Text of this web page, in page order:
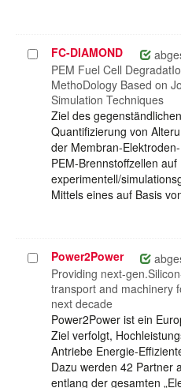
Projekt
auswählen
FC-DIAMOND
PEM Fuel Cell
MethoDology Based on
Simulation Techniques
Ziel des
Quantifizierung von
der Membran-
PEM-Brennstoffzellen
experimentell/
Mittels eines auf Basis
Projekt
auswählen
Power2Power
Providing next-
transport and machinery
next decade
Power2Power ist ein
Ziel verfolgt,
Antriebe Energie-
Dazu werden 42 Partner
entlang der gesamten